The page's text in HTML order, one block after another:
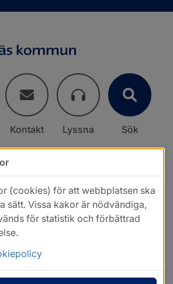
Kontakt Lyssna Sök
(cookies) för att webbplatsen ska
sätt. Vissa kakor är nödvändiga,
för statistik och förbättrad